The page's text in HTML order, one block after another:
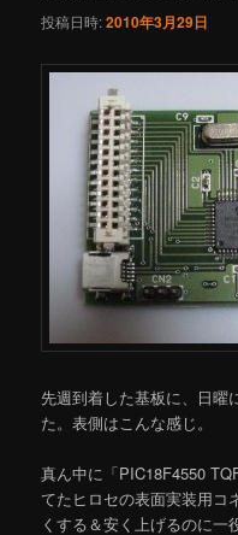
投稿日時:2010年3月29日
先週到着した基板に、日曜
た。表側はこんな感じ。
真ん中に「PIC18F4550
てたヒロセの表面実装用コ
くする＆安く上げるのに